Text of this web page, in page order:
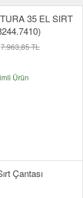
35 EL SIRT
7.963,85 TL
Ürün
Çantası